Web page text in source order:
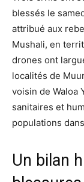
blessés le
attribué aux
Mushali, en
drones ont
localités de
voisin de Waloa
sanitaires et
populations
Un bilan